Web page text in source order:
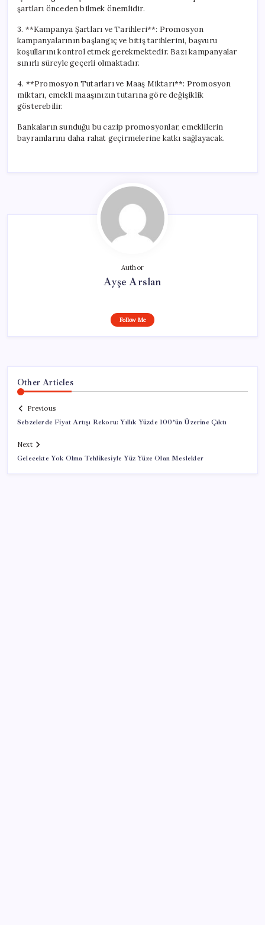
şartları önceden bilmek önemlidir.
3. **Kampanya Şartları ve Tarihleri**: Promosyon
kampanyalarının başlangıç ve bitiş tarihlerini, başvuru
koşullarını kontrol etmek gerekmektedir. Bazı kampanyalar
sınırlı süreyle geçerli olmaktadır.
4. **Promosyon Tutarları ve Maaş Miktarı**: Promosyon
miktarı, emekli maaşınızın tutarına göre değişiklik
gösterebilir.
Bankaların sunduğu bu cazip promosyonlar, emeklilerin
bayramlarını daha rahat geçirmelerine katkı sağlayacak.
Author
Ayşe Arslan
Follow Me
Other Articles
Previous
Sebzelerde Fiyat Artışı Rekoru: Yıllık Yüzde 100’ün Üzerine Çıktı
Next
Gelecekte Yok Olma Tehlikesiyle Yüz Yüze Olan Meslekler